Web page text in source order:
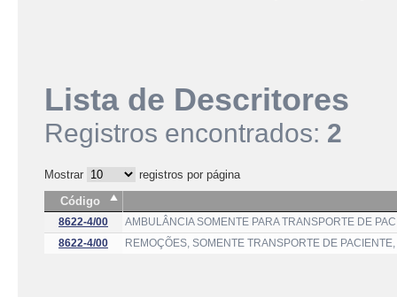
Lista de Descritores
Registros encontrados: 2
Mostrar
registros por página
Código
8622-4/00
AMBULÂNCIA SOMENTE PARA TRANSPORTE DE
8622-4/00
REMOÇÕES, SOMENTE TRANSPORTE DE